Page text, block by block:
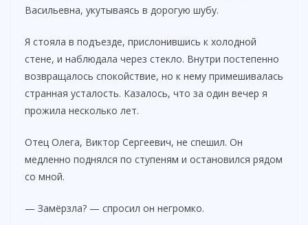
Васильевна, укутываясь в дорогую шубу.
Я стояла в подъезде, прислонившись к холодной
стене, и наблюдала через стекло. Внутри постепенно
возвращалось спокойствие, но к нему примешивалась
странная усталость. Казалось, что за один вечер я
прожила несколько лет.
Отец Олега, Виктор Сергеевич, не спешил. Он
медленно поднялся по ступеням и остановился рядом
со мной.
— Замёрзла? — спросил он негромко.